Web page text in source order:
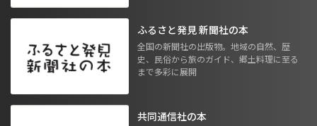
ふるさと発見 新聞社の本
全国の新聞社の出版物。地域の自然、歴
史、民俗から旅のガイド、郷土料理に至る
まで多彩に展開
共同通信社の本